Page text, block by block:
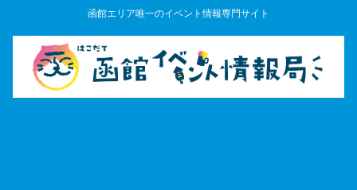
函館エリア唯一のイベント情報専門サイト